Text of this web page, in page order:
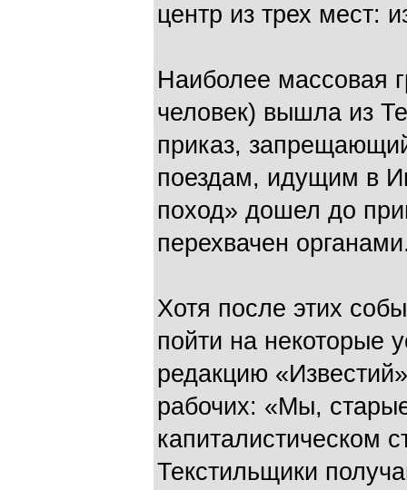
центр из трех мест:
Наиболее массовая
человек) вышла из
приказ,
поездам, идущим в
поход» дошел до
перехвачен
Хотя после этих
пойти на некоторые
редакцию
рабочих: «Мы,
капиталистическом
Текстильщики